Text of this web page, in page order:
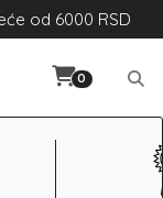
od 6000 RSD
0